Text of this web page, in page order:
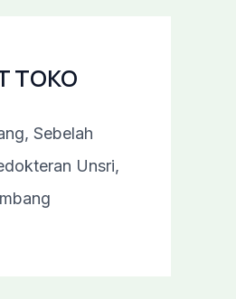
TOKO
Sebelah
Unsri,